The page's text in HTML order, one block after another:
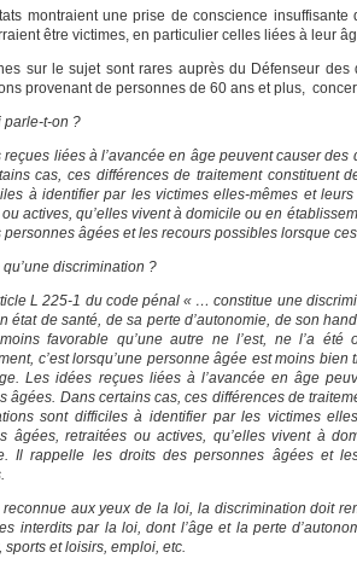
montraient une prise de conscience
être victimes, en particulier celles liées à leur
sur le sujet sont rares auprès du Défenseur
provenant de personnes de 60 ans et plus,
parle-t-on ?
reçues liées à l’avancée en âge peuvent causer
cas, ces différences de traitement constituent
à identifier par les victimes elles-mêmes et
actives, qu’elles vivent à domicile ou en
personnes âgées et les recours possibles lorsque
qu’une discrimination ?
L 225-1 du code pénal « … constitue une
état de santé, de sa perte d’autonomie, de son
favorable qu’une autre ne l’est, ne l’a
c’est lorsqu’une personne âgée est moins
Les idées reçues liées à l’avancée en âge
âgées. Dans certains cas, ces différences de
sont difficiles à identifier par les victimes
âgées, retraitées ou actives, qu’elles vivent à
Il rappelle les droits des personnes âgées et
aux yeux de la loi, la discrimination doit
interdits par la loi, dont l’âge et la perte
sports et loisirs, emploi, etc.